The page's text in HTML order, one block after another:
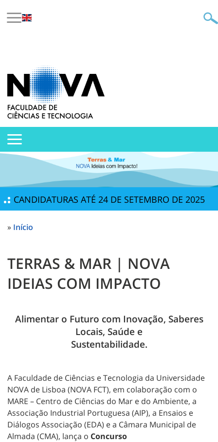
CANDIDATURAS ATÉ 24 DE SETEMBRO DE 2025
» Início
TERRAS & MAR | NOVA
IDEIAS COM IMPACTO
Alimentar o Futuro com Inovação, Saberes
Locais, Saúde e
Sustentabilidade.
A Faculdade de Ciências e Tecnologia da Universidade
NOVA de Lisboa (NOVA FCT), em colaboração com o
MARE – Centro de Ciências do Mar e do Ambiente, a
Associação Industrial Portuguesa (AIP), a Ensaios e
Diálogos Associação (EDA) e a Câmara Municipal de
Almada (CMA), lança o Concurso